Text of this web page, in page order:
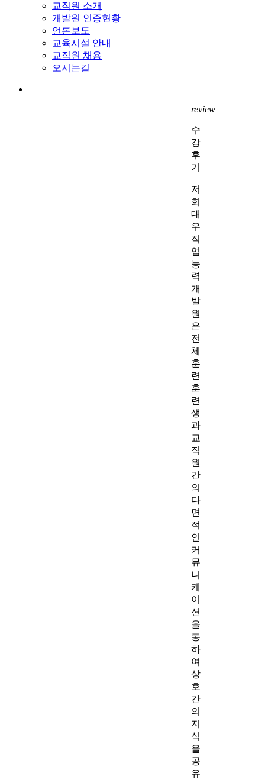
교직원 소개
개발원 인증현황
언론보도
교육시설 안내
교직원 채용
오시는길
review
수
강
후
기
저
희
대
우
직
업
능
력
개
발
원
은
전
체
훈
련
훈
련
생
과
교
직
원
간
의
다
면
적
인
커
뮤
니
케
이
션
을
통
하
여
상
호
간
의
지
식
을
공
유